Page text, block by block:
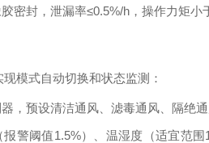
密封，泄漏率≤0.5%/h，操作力矩小
模式自动切换和状态监测：
，预设清洁通风、滤毒通风、隔绝
报警阈值1.5%）、温湿度（适宜范围